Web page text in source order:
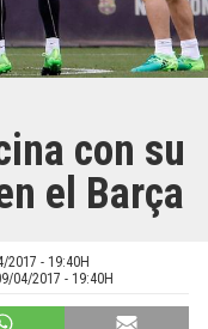
con su
el Barça
2017 - 19:40H
04/2017 - 19:40H